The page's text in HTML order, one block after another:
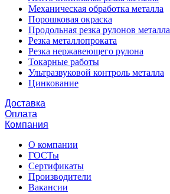
Механическая обработка металла
Порошковая окраска
Продольная резка рулонов металла
Резка металлопроката
Резка нержавеющего рулона
Токарные работы
Ультразвуковой контроль металла
Цинкование
Доставка
Оплата
Компания
О компании
ГОСТы
Сертификаты
Производители
Вакансии